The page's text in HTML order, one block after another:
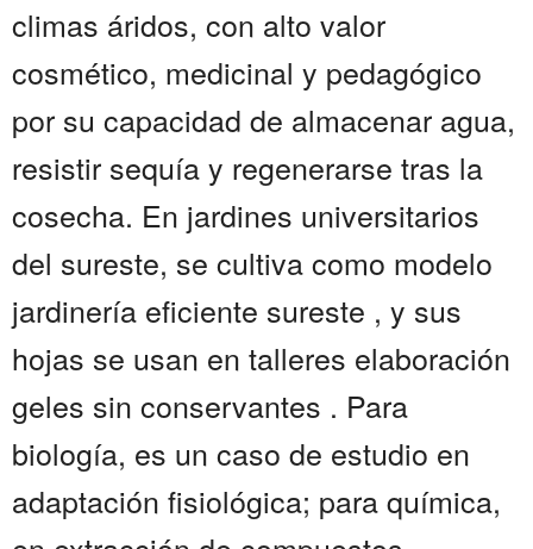
climas áridos, con alto valor
cosmético, medicinal y pedagógico
por su capacidad de almacenar agua,
resistir sequía y regenerarse tras la
cosecha. En jardines universitarios
del sureste, se cultiva como modelo
jardinería eficiente sureste , y sus
hojas se usan en talleres elaboración
geles sin conservantes . Para
biología, es un caso de estudio en
adaptación fisiológica; para química,